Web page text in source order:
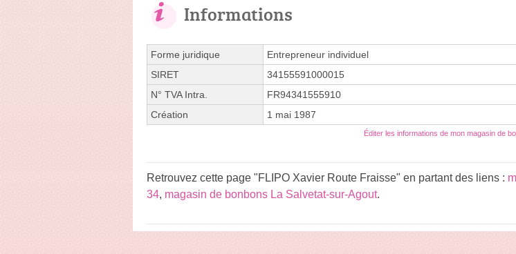
Informations
Forme juridique
Entrepreneur individuel
SIRET
34155591000015
N° TVA Intra.
FR94341555910
Création
1 mai 1987
Éditer les informations de mon magasin de
Retrouvez cette page "FLIPO Xavier Route Fraisse" en partant des liens :
34, magasin de bonbons La Salvetat-sur-Agout.